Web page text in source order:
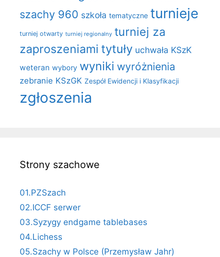
szachy 960 szkoła tematyczne turnieje
turniej otwarty turniej regionalny turniej za
zaproszeniami tytuły uchwała KSzK
weteran wybory wyniki wyróżnienia
zebranie KSzGK Zespół Ewidencji i Klasyfikacji
zgłoszenia
Strony szachowe
01.PZSzach
02.ICCF serwer
03.Syzygy endgame tablebases
04.Lichess
05.Szachy w Polsce (Przemysław Jahr)